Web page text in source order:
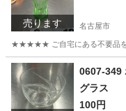
売ります 名古屋市
★★★★★ ご自宅にある不要品を是
愛知 名古屋市 0607-
グラス
100円